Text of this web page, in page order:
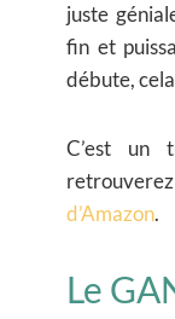
juste
fin et
débute,
C’est un
d’Amazon.
Le